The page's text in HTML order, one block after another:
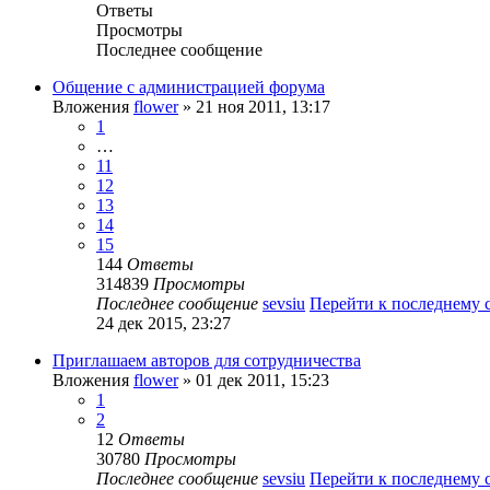
Ответы
Просмотры
Последнее сообщение
Общение с администрацией форума
Вложения flower» 21 ноя 2011, 13:17
1
…
11
12
13
14
15
144 Ответы
314839 Просмотры
Последнее сообщение sevsiu Перейти к последнему
24 дек 2015, 23:27
Приглашаем авторов для сотрудничества
Вложения flower» 01 дек 2011, 15:23
1
2
12 Ответы
30780 Просмотры
Последнее сообщение sevsiu Перейти к последнему